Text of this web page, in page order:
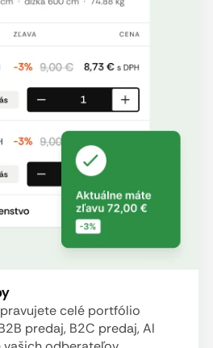
celé portfólio
predaj, B2C predaj, AI